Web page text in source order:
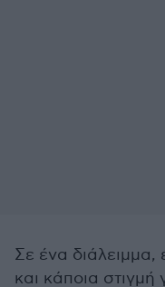
Σε ένα διάλειμμα,
και κάποια στιγμή